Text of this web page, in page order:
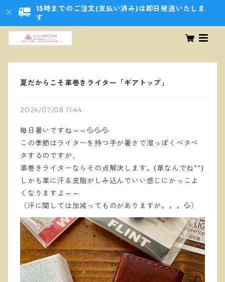
15時までのご注文(支払い済み)は即日発送いたしま
す
夏だからこそ革巻きライター「ギアトップ」
2024/07/08 11:44
毎日暑いですね～～💦💦💦
この季節はライターを持つ手が暑さで湿っぽくベタベ
タするのですが、
革巻きライターならその点解決します。(革なんでね^^)
しかも革に汗＆皮脂がしみ込んでいい感じにかっこよ
くなりますよ～～
（汗に関しては加減ってものがありますが。。。💦）